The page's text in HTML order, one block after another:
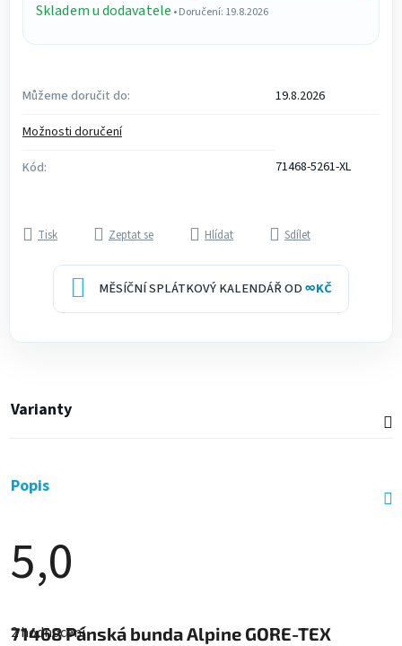
Skladem u dodavatele • Doručení: 19.8.2026
Můžeme doručit do:
19.8.2026
Možnosti doručení
Kód:
71468-5261-XL
Tisk Zeptat se Hlídat Sdílet
MĚSÍČNÍ SPLÁTKOVÝ KALENDÁŘ OD∞KČ
Varianty
Popis
5,0
produktu
2 hodnocení
71468Pánská bunda Alpine GORE-TEX